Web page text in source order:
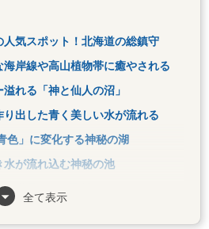
気スポット！北海道の総鎮守
岸線や高山植物帯に癒やされる
れる「神と仙人の沼」
出した青く美しい水が流れる
色」に変化する神秘の湖
が流れ込む神秘の池
継承される聖地
全て表示